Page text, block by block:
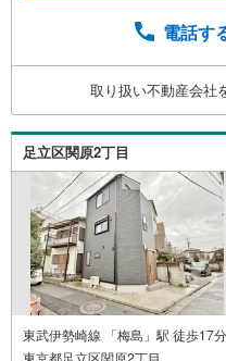
スライトは出金と譲
時受け付けておりま
（諸費用もOK）お気
電話す
取り扱い不動産会社
足立区関原2丁目
東武伊勢崎線 「梅島」駅 徒歩17分
東京都足立区関原2丁目